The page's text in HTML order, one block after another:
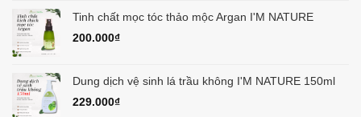
Tinh chất mọc tóc thảo mộc Argan I'M NATURE
200.000₫
Dung dịch vệ sinh lá trầu không I'M NATURE 150ml
229.000₫